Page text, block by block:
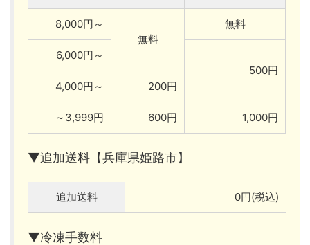
8,000円～
無料
無料
6,000円～
500円
4,000円～
200円
～3,999円 600円 1,000円
▼追加送料【兵庫県姫路市】
追加送料 0円(税込)
▼冷凍手数料